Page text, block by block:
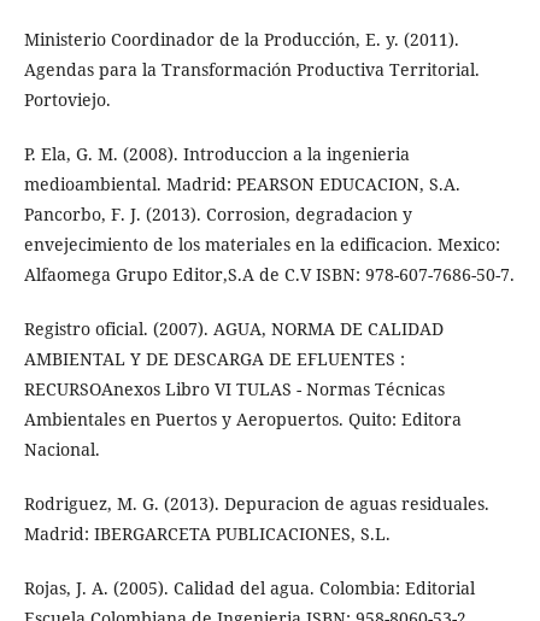
Ministerio Coordinador de la Producción, E. y. (2011).
Agendas para la Transformación Productiva Territorial.
Portoviejo.
P. Ela, G. M. (2008). Introduccion a la ingenieria
medioambiental. Madrid: PEARSON EDUCACION, S.A.
Pancorbo, F. J. (2013). Corrosion, degradacion y
envejecimiento de los materiales en la edificacion. Mexico:
Alfaomega Grupo Editor,S.A de C.V ISBN: 978-607-7686-50-7.
Registro oficial. (2007). AGUA, NORMA DE CALIDAD
AMBIENTAL Y DE DESCARGA DE EFLUENTES :
RECURSOAnexos Libro VI TULAS - Normas Técnicas
Ambientales en Puertos y Aeropuertos. Quito: Editora
Nacional.
Rodriguez, M. G. (2013). Depuracion de aguas residuales.
Madrid: IBERGARCETA PUBLICACIONES, S.L.
Rojas, J. A. (2005). Calidad del agua. Colombia: Editorial